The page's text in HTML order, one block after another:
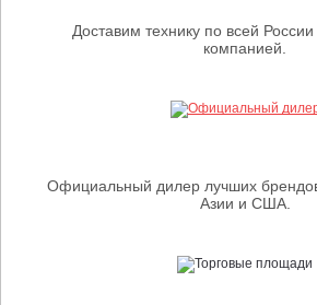
Доставим технику по всей
компанией.
Официальный дилер лучших
Азии и США.